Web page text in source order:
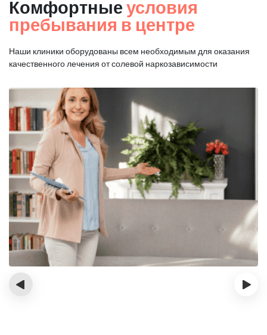
Комфортные условия
пребывания в центре
Наши клиники оборудованы всем необходимым для оказания
качественного лечения от солевой наркозависимости
‹ ›